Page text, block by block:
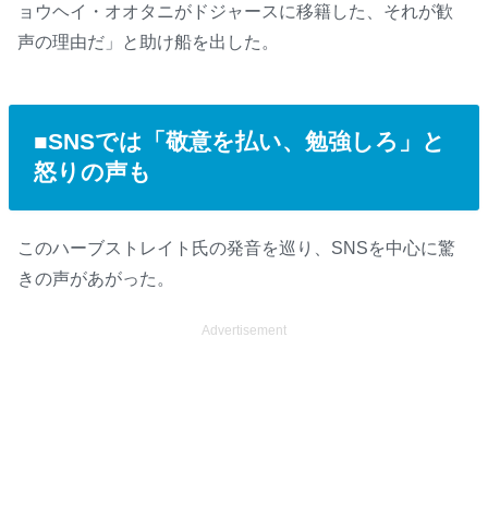
ョウヘイ・オオタニがドジャースに移籍した、それが歓
声の理由だ」と助け船を出した。
■SNSでは「敬意を払い、勉強しろ」と
怒りの声も
このハーブストレイト氏の発音を巡り、SNSを中心に驚
きの声があがった。
Advertisement